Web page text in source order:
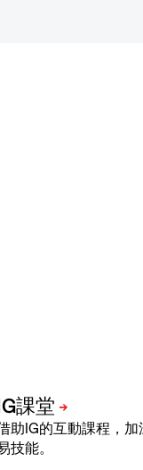
助IG的互動課程，
技能。